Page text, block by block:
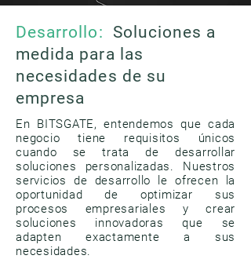
Desarrollo: Soluciones a
medida para las
necesidades de su
empresa
En BITSGATE, entendemos que cada
negocio tiene requisitos únicos
cuando se trata de desarrollar
soluciones personalizadas. Nuestros
servicios de desarrollo le ofrecen la
oportunidad de optimizar sus
procesos empresariales y crear
soluciones innovadoras que se
adapten exactamente a sus
necesidades.